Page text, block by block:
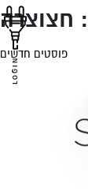
LOGIN
חצוצרה
פוסטים חדשים